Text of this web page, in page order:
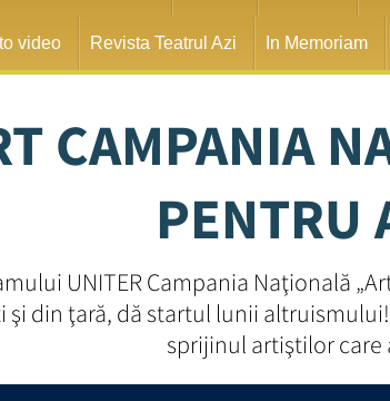
video Revista Teatrul Azi In Memoriam
CAMPANIA
PENTRU
UNITER Campania Naţională
şi din ţară, dă startul lunii
sprijinul artiştilor care